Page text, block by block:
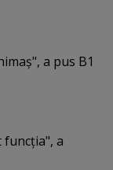
a pus B1
funcţia", a